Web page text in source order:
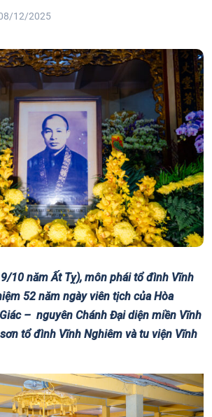
12/2025
10 năm Ất Tỵ), môn phái tổ đình Vĩnh
52 năm ngày viên tịch của Hòa
– nguyên Chánh Đại diện miền Vĩnh
tổ đình Vĩnh Nghiêm và tu viện Vĩnh